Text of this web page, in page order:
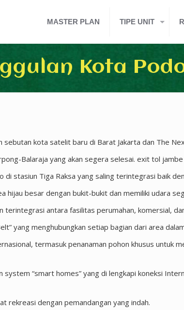
MASTER PLAN TIPE UNIT
Kota
kota satelit baru di Barat Jakarta dan The
Balaraja yang akan segera selesai. exit tol jambe
di stasiun Tiga Raksa yang saling terintegrasi baik
hijau besar dengan bukit-bukit dan memiliki udara
terintegrasi antara fasilitas perumahan, komersial,
yang menghubungkan setiap bagian dari area
termasuk penanaman pohon khusus untuk
system “smart homes” yang di lengkapi koneksi
rekreasi dengan pemandangan yang indah.